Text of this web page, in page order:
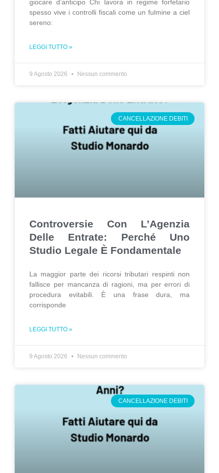
giocare d’anticipo Chi lavora in regime forfetario
spesso vive i controlli fiscali come un fulmine a ciel
sereno:
LEGGI TUTTO »
9 Agosto 2026 Nessun commento
CANCELLAZIONE DEBITI
Controversie Con L’Agenzia
Delle Entrate: Perché Uno
Studio Legale È Fondamentale
La maggior parte dei ricorsi tributari respinti non
fallisce per mancanza di ragioni, ma per errori di
procedura evitabili. È una frase dura, ma
corrisponde
LEGGI TUTTO »
9 Agosto 2026 Nessun commento
CANCELLAZIONE DEBITI